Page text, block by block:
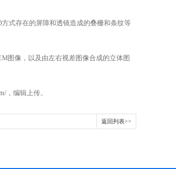
式存在的屏障和透镜造成的叠栅和条纹等
图像，以及由左右视差图像合成的立体图
，编辑上传。
返回列表>>